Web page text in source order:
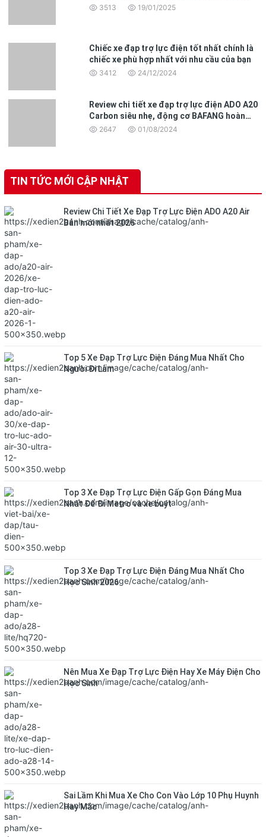
văn phòng
3513 19/01/2025
Chiếc xe đạp trợ lực điện tốt nhất chính là
chiếc xe phù hợp nhất với nhu cầu của bạn
3412 24/12/2024
Review chi tiết xe đạp trợ lực điện ADO A20
Carbon siêu nhẹ, động cơ BAFANG hoàn
toàn mới
2647 01/08/2024
TIN TỨC MỚI CẬP NHẬT
Review Chi Tiết Xe Đạp Trợ Lực Điện ADO A20 Air
Bản mới nhất 2026
Top 5 Xe Đạp Trợ Lực Điện Đáng Mua Nhất Cho
Người Đi Làm
Top 3 Xe Đạp Trợ Lực Điện Gấp Gọn Đáng Mua
Nhất Để Đi Metro và xe buýt
Top 3 Xe Đạp Trợ Lực Điện Đáng Mua Nhất Cho
Học Sinh 2026
Nên Mua Xe Đạp Trợ Lực Điện Hay Xe Máy Điện Cho
Học Sinh
Sai Lầm Khi Mua Xe Cho Con Vào Lớp 10 Phụ Huynh
Hay Mắc